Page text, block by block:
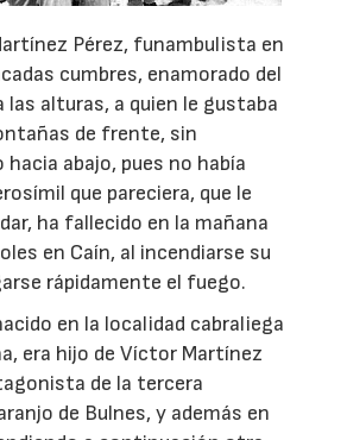
Pérez, funambulista en
cumbres, enamorado del
las alturas, a quien le gustaba
de frente, sin
abajo, pues no había
que pareciera, que le
ha fallecido en la mañana
en Caín, al incendiarse su
rápidamente el fuego.
en la localidad cabraliega
era hijo de Víctor Martínez
de la tercera
de Bulnes, y además en